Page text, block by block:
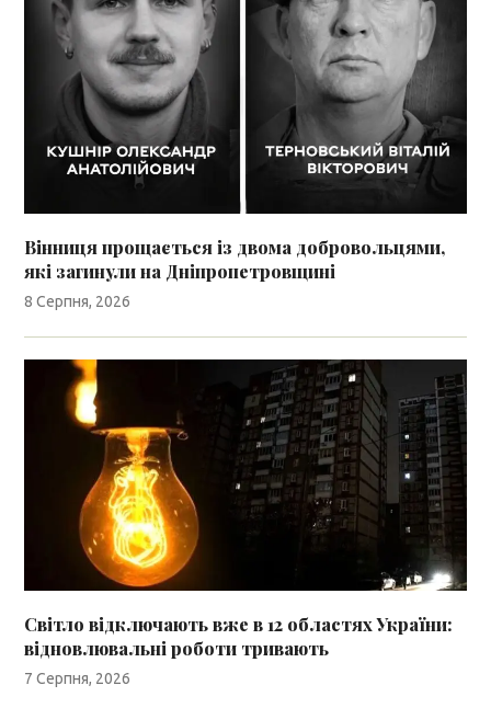
Вінниця прощається із двома добровольцями,
які загинули на Дніпропетровщині
8 Серпня, 2026
Світло відключають вже в 12 областях України:
відновлювальні роботи тривають
7 Серпня, 2026